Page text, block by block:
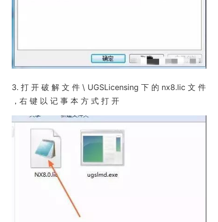
3. 打 开 破 解 文 件 \ UGSLicensing 下 的 nx8.lic 文 件
，右 键 以 记 事 本 方 式 打 开